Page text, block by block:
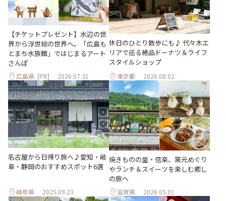
【チケットプレゼント】水辺の世
界から浮世絵の世界へ。「広島も
とまち水族館」ではじまるアート
さんぽ
広島県 [PR] 2026.07.31
休日のひとり散歩にも♪ 代々木エ
リアで巡る絶品ドーナツ＆ライフ
スタイルショップ
東京都 2026.08.02
名古屋から日帰り旅へ♪愛知・岐
阜・静岡のおすすめスポット6選
岐阜県 2025.09.23
焼きものの里・信楽、窯元めぐり
やランチ＆スイーツを楽しむ癒し
の旅へ
滋賀県 2026.05.01